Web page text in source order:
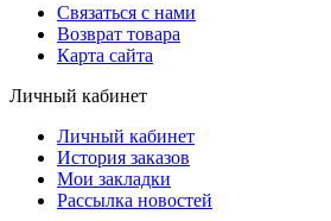
Связаться с нами
Возврат товара
Карта сайта
Личный кабинет
Личный кабинет
История заказов
Мои закладки
Рассылка новостей